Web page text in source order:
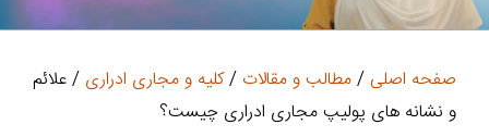
صفحه اصلی / مطالب و مقالات /کلیه و مجاری ادراری / علائم
و نشانه های پولیپ مجاری ادراری چیست؟